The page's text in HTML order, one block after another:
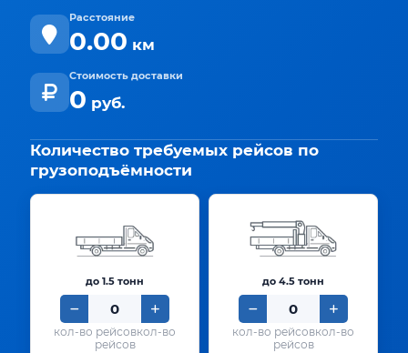
Расстояние
0.00 км
Стоимость доставки
0 руб.
Количество требуемых рейсов по
грузоподъёмности
до 1.5 тонн
кол-во
рейсов
до 4.5 тонн
кол-во
рейсов